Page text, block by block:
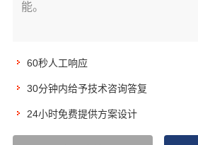
能。
60秒人工响应
30分钟内给予技术咨询答复
24小时免费提供方案设计